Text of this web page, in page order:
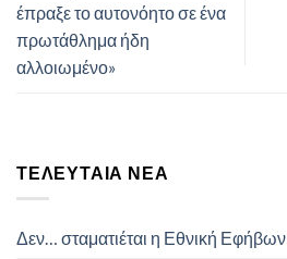
έπραξε το αυτονόητο σε ένα
πρωτάθλημα ήδη
αλλοιωμένο»
ΤΕΛΕΥΤΑΊΑ ΝΈΑ
Δεν… σταματιέται η Εθνική Εφήβων